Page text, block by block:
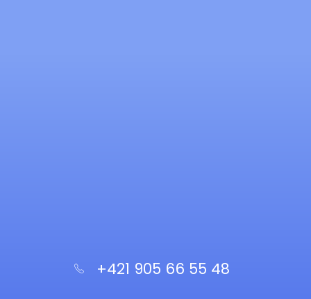
+421 905 66 55 48